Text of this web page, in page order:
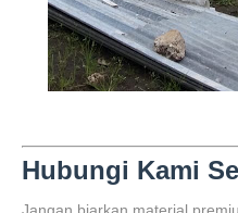
Hubungi Kami